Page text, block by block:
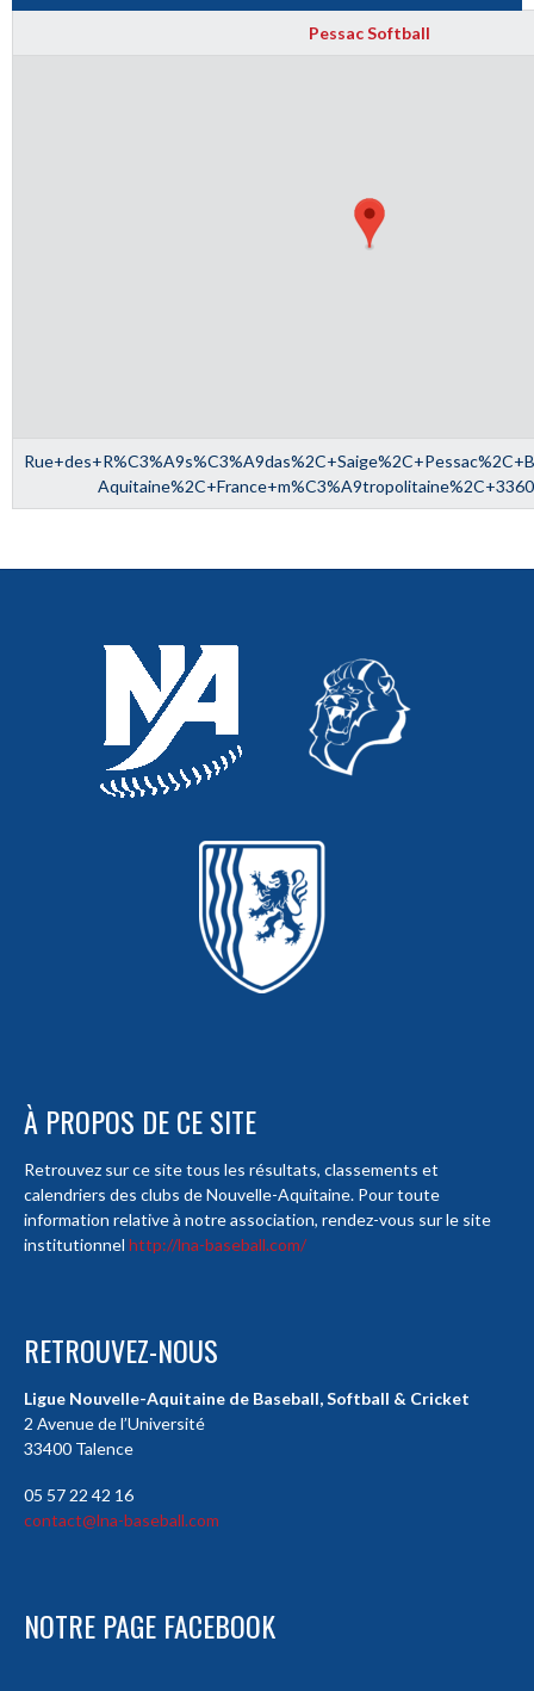
Pessac Softball
À PROPOS DE CE SITE
Retrouvez sur ce site tous les résultats, classements et
calendriers des clubs de Nouvelle-Aquitaine. Pour toute
information relative à notre association, rendez-vous sur le site
institutionnel http://lna-baseball.com/
RETROUVEZ-NOUS
Ligue Nouvelle-Aquitaine de Baseball, Softball & Cricket
2 Avenue de l’Université
33400 Talence
05 57 22 42 16
contact@lna-baseball.com
NOTRE PAGE FACEBOOK